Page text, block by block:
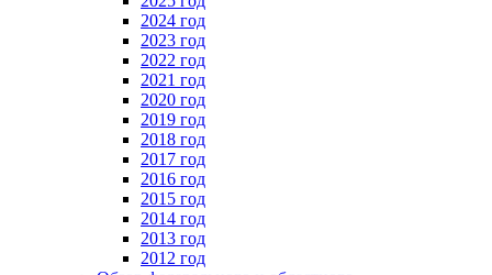
2024 год
2023 год
2022 год
2021 год
2020 год
2019 год
2018 год
2017 год
2016 год
2015 год
2014 год
2013 год
2012 год